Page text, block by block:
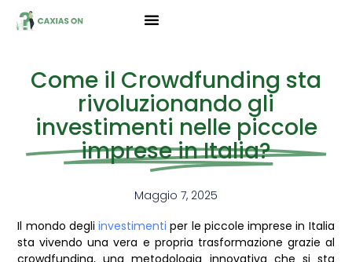
Come il Crowdfunding sta
rivoluzionando gli
investimenti nelle piccole
imprese in Italia?
Maggio 7, 2025
Il mondo degliinvestimenti per le piccole imprese in Italia
sta vivendo una vera e propria trasformazione grazie al
crowdfunding, una metodologia innovativa che si sta